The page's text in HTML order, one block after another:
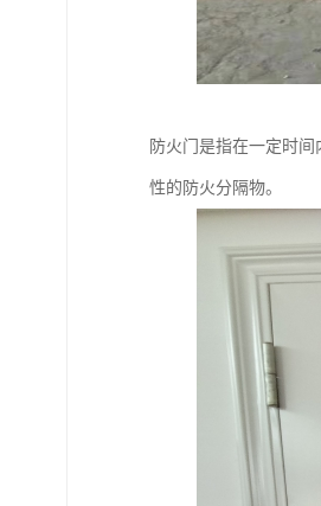
防火门是指在一定时
性的防火分隔物。